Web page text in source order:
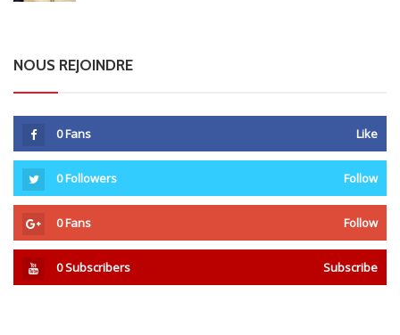
NOUS REJOINDRE
0Fans Like
0Followers Follow
0Fans Follow
0Subscribers Subscribe